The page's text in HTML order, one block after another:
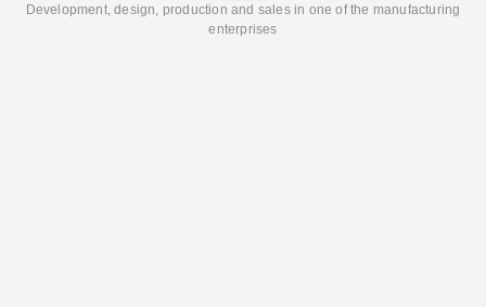
Development, design, production and sales in one of the manufacturing
enterprises